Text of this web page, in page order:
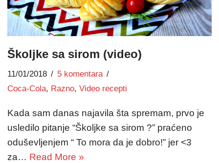
Školjke sa sirom (video)
11/01/2018
5 komentara
Coca-Cola, Razno, Video recepti
Kada sam danas najavila šta spremam, prvo je
usledilo pitanje “Školjke sa sirom ?” praćeno
oduševljenjem “ To mora da je dobro!” jer <3
za… Read More »